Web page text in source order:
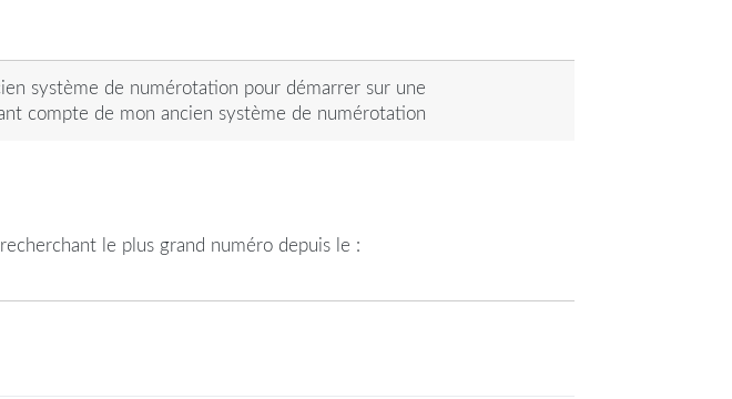
système de numérotation pour démarrer sur une
compte de mon ancien système de numérotation
le plus grand numéro depuis le :